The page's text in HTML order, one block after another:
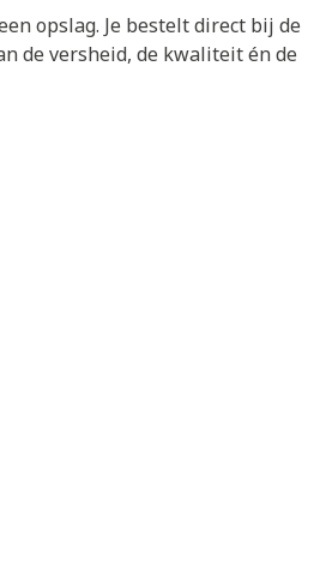
opslag. Je bestelt direct bij de
de versheid, de kwaliteit én de